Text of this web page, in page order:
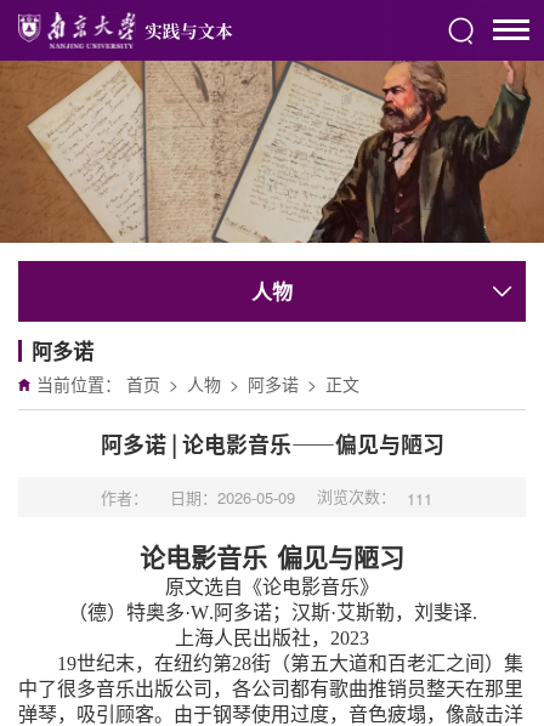
人物
阿多诺
当前位置： 首页 > 人物 > 阿多诺 > 正文
阿多诺 | 论电影音乐——偏见与陋习
作者： 日期：2026-05-09 浏览次数： 111
论电影音乐 偏见与陋习
原文选自《论电影音乐》
（德） 特奥多·W.阿多诺； 汉斯·艾斯勒， 刘斐译.
上海人民出版社， 2023
19世纪末， 在纽约第28街 （第五大道和百老汇之间 ） 集
中了很多音乐出版公司 ， 各公司都有歌曲推销员整天在那里
弹琴， 吸引顾客。由于钢琴使用过度， 音色疲塌， 像敲击洋